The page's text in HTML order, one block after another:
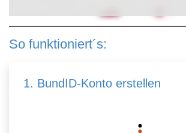
So funktioniert´s:
1. BundID-Konto erstellen